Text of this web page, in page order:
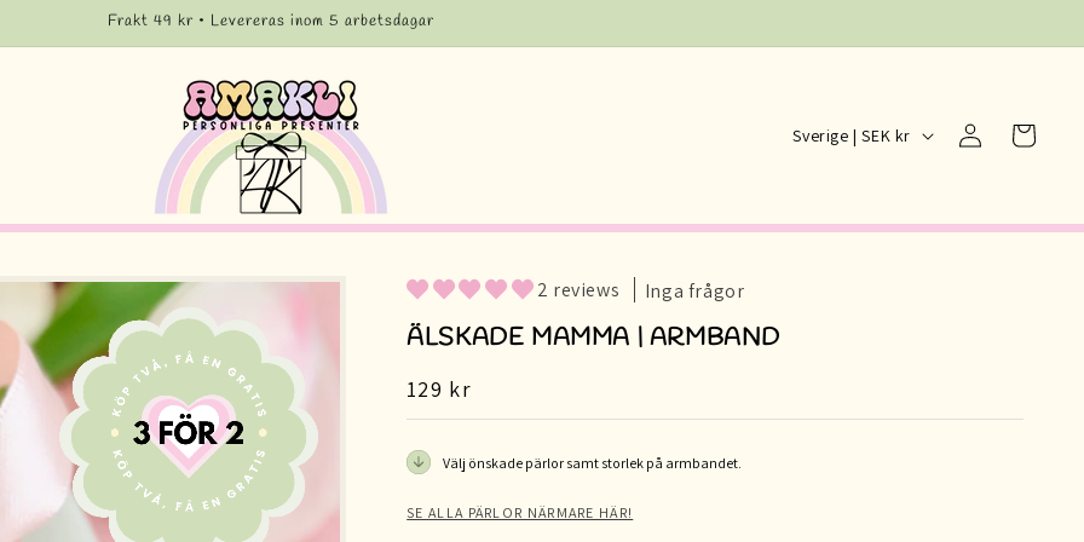
Frakt 49 kr • Levereras inom 5 arbetsdagar
L
d
e
i
Sverige | SEK kr
Logga
in
Varukorg
2 reviews Inga frågor
ÄLSKADE MAMMA | ARMBAND
Ordinarie
pris
129 kr
Välj önskade pärlor samt storlek på armbandet.
SE ALLA PÄRLOR NÄRMARE HÄR!